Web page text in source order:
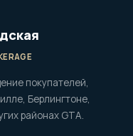
покупателей,
Берлингтоне,
районах GTA.